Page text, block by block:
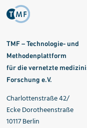
TMF – Technologie- und
Methodenplattform
für die vernetzte
Forschung e.V.
Charlottenstraße 42/
Ecke Dorotheenstraße
10117 Berlin